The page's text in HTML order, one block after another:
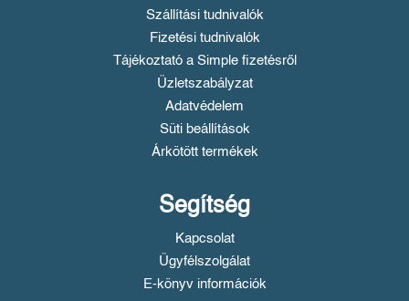
Szállítási tudnivalók
Fizetési tudnivalók
Tájékoztató a Simple fizetésről
Üzletszabályzat
Adatvédelem
Süti beállítások
Árkötött termékek
Segítség
Kapcsolat
Ügyfélszolgálat
E-könyv információk